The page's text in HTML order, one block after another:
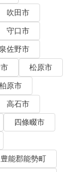
吹田市
守口市
泉佐野市
松原市
原市
高石市
四條畷市
豊能郡能勢町